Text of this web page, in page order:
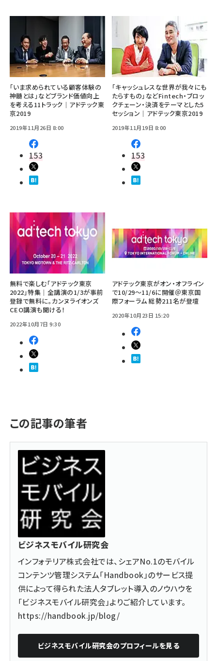
「いま求められている顧客体験の
神髄とは」などブランド価値向上
を考える11トラック｜アドテック東
京2019
2019年11月26日 8:00
153
「キャッシュレスな世界が我々にも
たらすもの」などFintech・ブロッ
クチェーン・決済をテーマとした5
セッション｜アドテック東京2019
2019年11月19日 8:00
153
無料で楽しむ「アドテック東京
2022」特集｜全講演の1/3が事前
登録で無料に。カンヌライオンズ
CEO講演も聞ける！
2022年10月7日 9:30
アドテック東京がオン・オフライン
で10/29～11/6に開催＠東京国
際フォーラム 総勢211名が登壇
2020年10月23日 15:20
この記事の筆者
ビジネスモバイル研究会
インフォテリア株式会社では、シェアNo.1のモバイル
コンテンツ管理システム「Handbook」のサービス提
供によって得られた法人タブレット導入のノウハウを
「ビジネスモバイル研究会」よりご紹介しています。
https://handbook.jp/blog/
ビジネスモバイル研究会のプロフィールを見る